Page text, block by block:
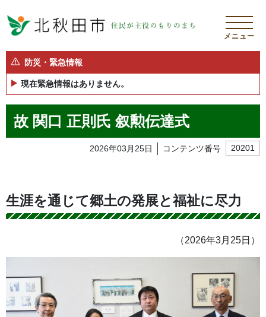
メニュー
防災・緊急情報
現在緊急情報はありません。
故 関口 正則氏 叙勲伝達式
2026年03月25日 コンテンツ番号 20201
生涯を通じて郷土の発展と福祉に尽力
（2026年3月25日）